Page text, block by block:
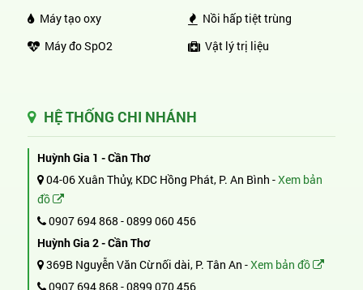
Máy tạo oxy
Máy đo SpO2
Nồi hấp tiệt trùng
Vật lý trị liệu
HỆ THỐNG CHI NHÁNH
Huỳnh Gia 1 - Cần Thơ
04-06 Xuân Thủy, KDC Hồng Phát, P. An Bình -Xem bản
đồ
0907 694 868 -0899 060 456
Huỳnh Gia 2 - Cần Thơ
369B Nguyễn Văn Cừ nối dài, P. Tân An -Xem bản đồ
0907 694 868 -0899 070 456